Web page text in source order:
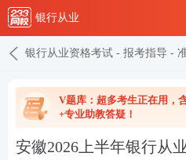
银行从业
银行从业资格考试 - 报考指导 -
V题库：超多考生正在用，
+专业助教答疑！
安徽2026上半年银行从